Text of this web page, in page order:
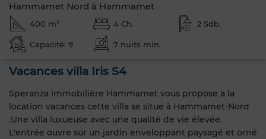
Hammamet Nord à Hammamet
400 m² 4 Ch. 2 Sdb.
Capacité: 9 7 nuits min.
Vacances villa Iris S4
Speranza immobilière Hammamet vous propose a la
location vacances cette villa se situe à Hammamet-Nord
.Une villa luxueuse avec une qualité de vie élevée.
L'entrée ouvre sur un jardin enveloppant paysagé et orné